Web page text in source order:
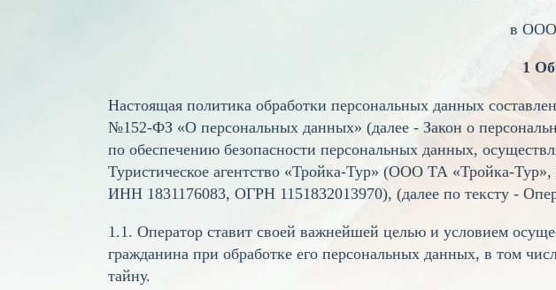
в ООО
1
Настоящая политика обработки персональных данных
№152-ФЗ «О персональных данных» (далее - Закон о
по обеспечению безопасности персональных данных,
Туристическое агентство «Тройка-Тур» (ООО ТА «Тройка-
ИНН 1831176083, ОГРН 1151832013970), (далее по тексту -
1.1. Оператор ставит своей важнейшей целью и условием
гражданина при обработке его персональных данных, в том
тайну.